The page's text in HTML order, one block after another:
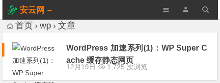
安云网 –
AnYun.ORG
首页 wp 文章
WordPress 加速系列(1)：WP Super C
ache 缓存静态网页
12月19日 1,725 次浏览